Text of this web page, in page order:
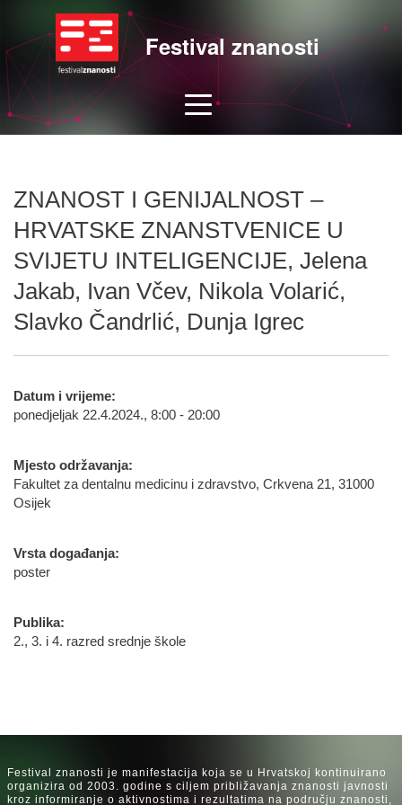
Festival znanosti
ZNANOST I GENIJALNOST –
HRVATSKE ZNANSTVENICE U
SVIJETU INTELIGENCIJE, Jelena
Jakab, Ivan Včev, Nikola Volarić,
Slavko Čandrlić, Dunja Igrec
Datum i vrijeme:
ponedjeljak 22.4.2024., 8:00 - 20:00
Mjesto održavanja:
Fakultet za dentalnu medicinu i zdravstvo, Crkvena 21, 31000
Osijek
Vrsta događanja:
poster
Publika:
2., 3. i 4. razred srednje škole
Festival znanosti je manifestacija koja se u Hrvatskoj kontinuirano
organizira od 2003. godine s ciljem približavanja znanosti javnosti
kroz informiranje o aktivnostima i rezultatima na području znanosti,